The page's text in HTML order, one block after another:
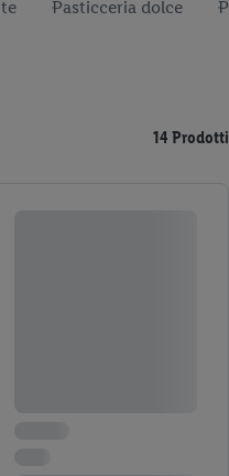
Pasticceria dolce
14 Prodotti